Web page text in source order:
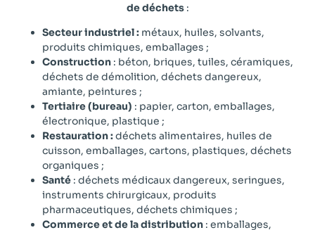
de déchets :
Secteur industriel : métaux, huiles, solvants,
produits chimiques, emballages ;
Construction : béton, briques, tuiles, céramiques,
déchets de démolition, déchets dangereux,
amiante, peintures ;
Tertiaire (bureau) : papier, carton, emballages,
électronique, plastique ;
Restauration :déchets alimentaires, huiles de
cuisson, emballages, cartons, plastiques, déchets
organiques ;
Santé : déchets médicaux dangereux, seringues,
instruments chirurgicaux, produits
pharmaceutiques, déchets chimiques ;
Commerce et de la distribution : emballages,